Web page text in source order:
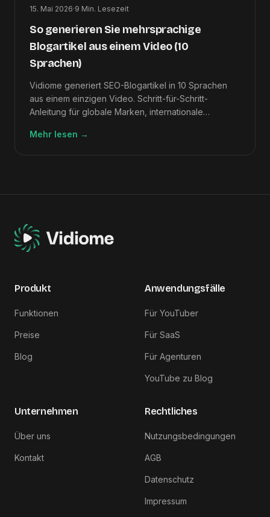
15. Mai 2026·9 Min. Lesezeit
So generieren Sie mehrsprachige
Blogartikel aus einem Video (10
Sprachen)
Vidiome generiert SEO-Blogartikel in 10 Sprachen
aus einem einzigen Video. Schritt-für-Schritt-
Anleitung für globale Marken, internationale
Mehr lesen →
Produkt
Funktionen
Preise
Blog
Anwendungsfälle
Für YouTuber
Für SaaS
Für Agenturen
YouTube zu Blog
Unternehmen
Über uns
Kontakt
Rechtliches
Nutzungsbedingungen
AGB
Datenschutz
Impressum